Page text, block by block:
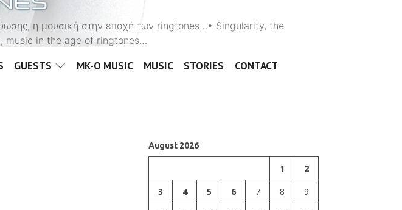
η μουσική στην εποχή των ringtones…• Singularity, the
music in the age of ringtones…
GUESTS MK-O MUSIC MUSIC STORIES CONTACT
August 2026
1
2
3
4 5 6 7 8
9